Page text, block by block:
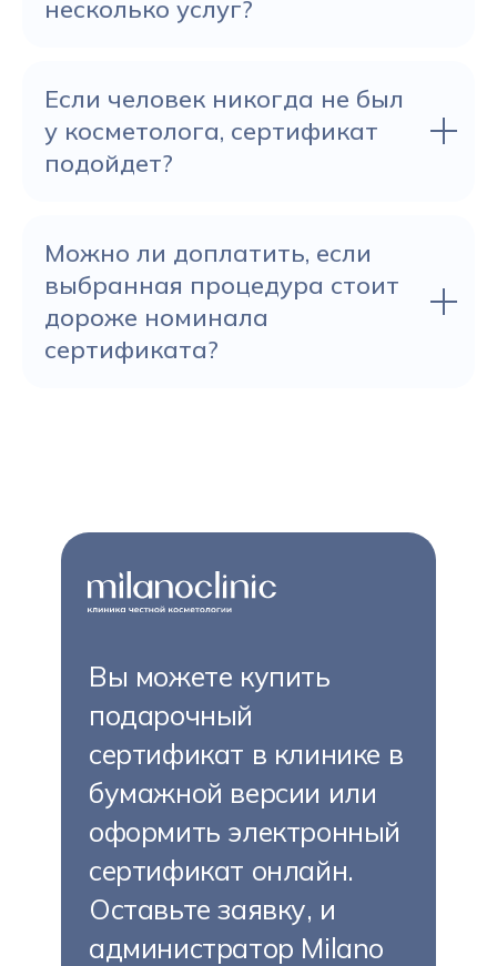
несколько услуг?
Если человек никогда не был
у косметолога, сертификат
подойдет?
Можно ли доплатить, если
выбранная процедура стоит
дороже номинала
сертификата?
Вы можете купить
подарочный
сертификат в клинике в
бумажной версии или
оформить электронный
сертификат онлайн.
Оставьте заявку, и
администратор Milano